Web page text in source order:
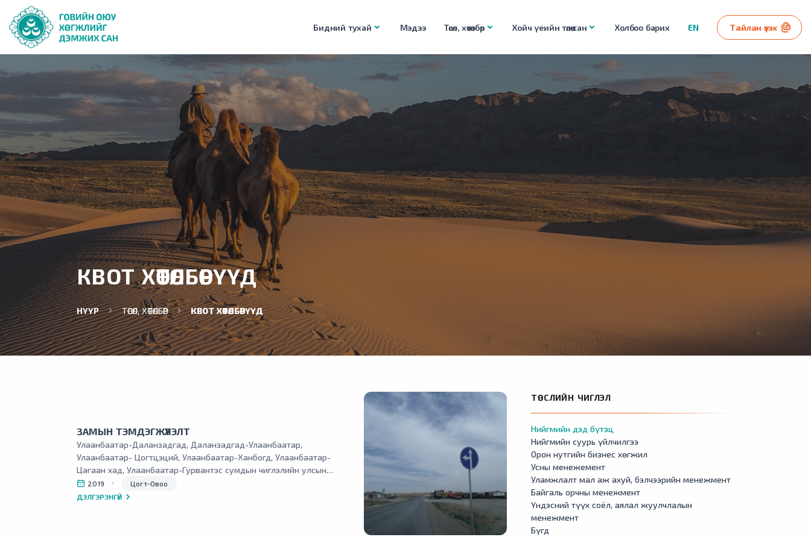
Бидний тухай Мэдээ Төсөл, хөтөлбөр Хойч үеийн төлөө сан Холбоо барих EN Тайлан үзэх
КВОТ ХӨТӨЛБӨРҮҮД
НҮҮР ТӨСӨЛ, ХӨТӨЛБӨР КВОТ ХӨТӨЛБӨРҮҮД
ЗАМЫН ТЭМДЭГЖҮҮЛЭЛТ
Улаанбаатар-Даланзадгад, Даланзадгад-Улаанбаатар,
Улаанбаатар- Цогтцэций, Улаанбаатар-Ханбогд, Улаанбаатар-
Цагаан хад, Улаанбаатар-Гурвантэс сумдын чиглэлийн улсын
чанартай авто замаар өдөрт дунджаар 100-150 тээврийн хэрэгсэл
зорчиж байна.
2019
Цогт-Овоо
ДЭЛГЭРЭНГҮЙ
ТӨСЛИЙН ЧИГЛЭЛ
Нийгмийн дэд бүтэц
Нийгмийн суурь үйлчилгээ
Орон нутгийн бизнес хөгжил
Усны менежемент
Уламжлалт мал аж ахуй, бэлчээрийн менежмент
Байгаль орчны менежмент
Үндэсний түүх соёл, аялал жуулчлалын
менежмент
Бүгд